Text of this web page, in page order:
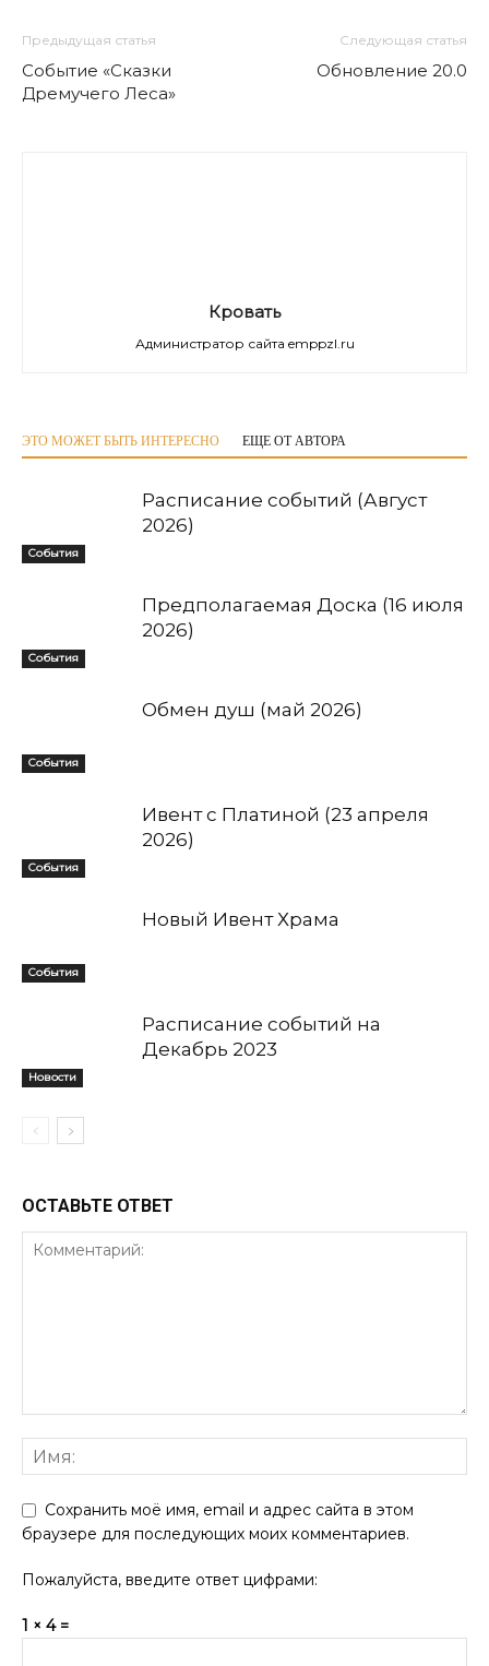
Предыдущая статья
Событие «Сказки
Дремучего Леса»
Следующая статья
Обновление 20.0
Кровать
Администратор сайта emppzl.ru
ЭТО МОЖЕТ БЫТЬ ИНТЕРЕСНО ЕЩЕ ОТ АВТОРА
События
Расписание событий (Август
2026)
События
Предполагаемая Доска (16 июля
2026)
События
Обмен душ (май 2026)
События
Ивент с Платиной (23 апреля
2026)
События
Новый Ивент Храма
Новости
Расписание событий на
Декабрь 2023
ОСТАВЬТЕ ОТВЕТ
Сохранить моё имя, email и адрес сайта в этом
браузере для последующих моих комментариев.
Пожалуйста, введите ответ цифрами:
1 × 4 =